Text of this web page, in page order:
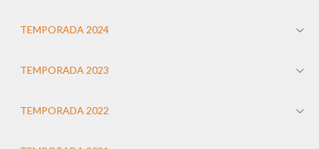
TEMPORADA 2024
TEMPORADA 2023
TEMPORADA 2022